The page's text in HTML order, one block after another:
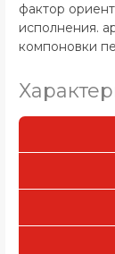
фактор
исполнения.
компоновки